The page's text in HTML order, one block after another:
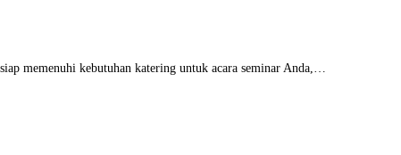
memenuhi kebutuhan katering untuk acara seminar Anda,…